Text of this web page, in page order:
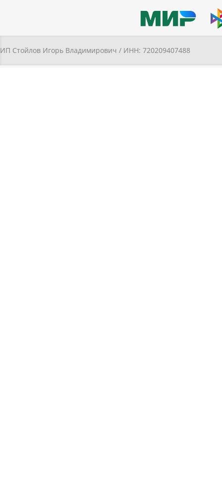
ИП Стойлов Игорь Владимирович / ИНН: 720209407488